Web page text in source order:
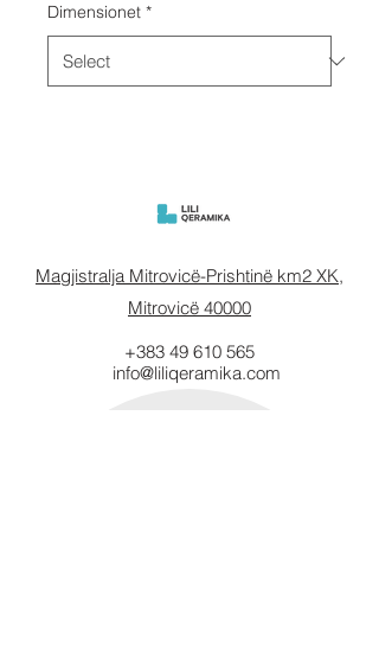
Dimensionet *
Magjistralja Mitrovicë-Prishtinë km2 XK,
Mitrovicë 40000
info@liliqeramika.com
+383 49 610 565